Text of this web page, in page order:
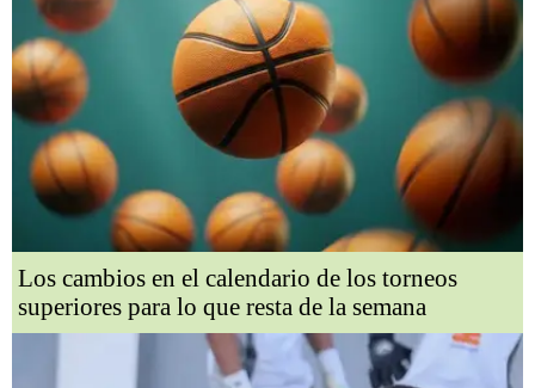
Los cambios en el calendario de los torneos
superiores para lo que resta de la semana